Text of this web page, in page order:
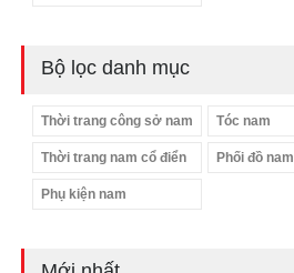
Bộ lọc danh mục
Thời trang công sở nam Tóc nam
Thời trang nam cổ điển Phối đồ nam
Phụ kiện nam